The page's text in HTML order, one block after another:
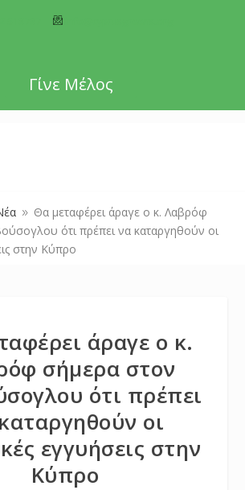
Γίνε Μέλος
9 Θα μεταφέρει άραγε ο κ. Λαβρόφ
ότι πρέπει να καταργηθούν οι
στην Κύπρο
άραγε ο κ.
σήμερα στον
ότι πρέπει
οι
εγγυήσεις στην
Κύπρο